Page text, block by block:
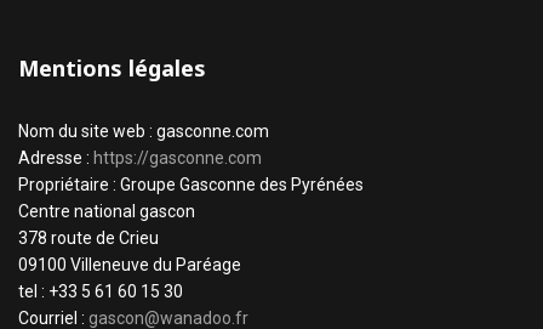
Mentions légales
Nom du site web : gasconne.com
Adresse : https://gasconne.com
Propriétaire : Groupe Gasconne des Pyrénées
Centre national gascon
378 route de Crieu
09100 Villeneuve du Paréage
tel : +33 5 61 60 15 30
Courriel : gascon@wanadoo.fr